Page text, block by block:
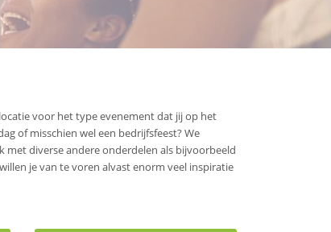
voor het type evenement dat jij op het
of misschien wel een bedrijfsfeest? We
met diverse andere onderdelen als bijvoorbeeld
je van te voren alvast enorm veel inspiratie